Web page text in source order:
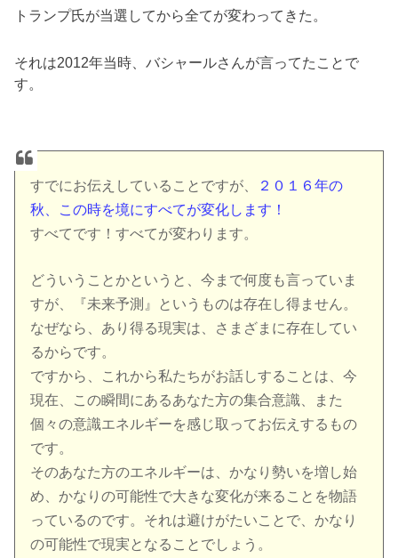
トランプ氏が当選してから全てが変わってきた。
それは2012年当時、バシャールさんが言ってたことで
す。
すでにお伝えしていることですが、
２０１６年の
秋、この時を境にすべてが変化します！
すべてです！すべてが変わります。
どういうことかというと、今まで何度も言っていま
すが、『未来予測』というものは存在し得ません。
なぜなら、あり得る現実は、さまざまに存在してい
るからです。
ですから、これから私たちがお話しすることは、今
現在、この瞬間にあるあなた方の集合意識、また
個々の意識エネルギーを感じ取ってお伝えするもの
です。
そのあなた方のエネルギーは、かなり勢いを増し始
め、かなりの可能性で大きな変化が来ることを物語
っているのです。それは避けがたいことで、かなり
の可能性で現実となることでしょう。